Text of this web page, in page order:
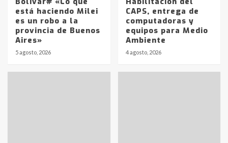
está haciendo Milei
es un robo a la
provincia de Buenos
Aires»
5 agosto, 2026
CAPS, entrega de
computadoras y
equipos para Medio
Ambiente
4 agosto, 2026